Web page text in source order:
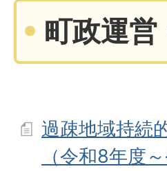
町政運
過疎地域持続
（令和8年度